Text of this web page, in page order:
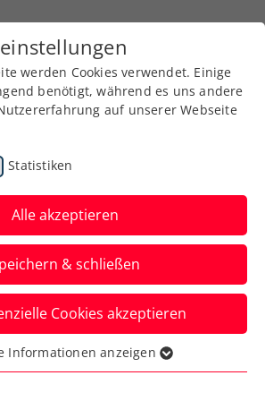
für alle
Bei LAYJET-
Wildcard für
der Vergangenheit lebt im
nach Bad Waltersdorf“
werden Cookies verwendet. Einige
benötigt, während es uns andere
auf unserer Webseite
Statistiken
Alle akzeptieren
& schließen
Cookies akzeptieren
werden für grundlegende
Informationen anzeigen